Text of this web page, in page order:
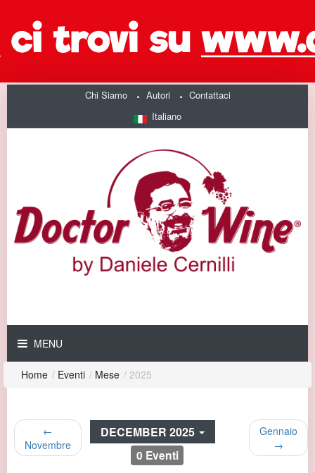
Chi Siamo Autori
Contattaci
Italiano
MENU
Home / Eventi / Mese / 2025
←
Novembre
DECEMBER 2025
0 Eventi
Gennaio
→